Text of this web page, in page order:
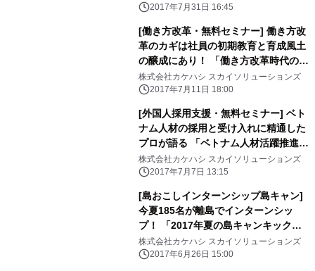
2017年7月31日 16:45
[働き方改革・無料セミナー] 働き方改
革のカギは社員の初期教育と育成風土
の醸成にあり！ 「働き方改革時代の社
員の育成ポイント」セミナーを 7/20に
東京にて開催。
株式会社カケハシ スカイソリューションズ
2017年7月11日 18:00
[外国人採用支援・無料セミナー] ベト
ナム人材の採用と受け入れに精通した
プロが語る 「ベトナム人材活躍推進セ
ミナー」を7/20に開催いたします。
株式会社カケハシ スカイソリューションズ
2017年7月7日 13:15
[島おこしインターンシップ島キャン]
今夏185名が離島でインターンシッ
プ！ 「2017年夏の島キャンキックオ
フミーティング」を 7/1（土）に開催
いたします。
株式会社カケハシ スカイソリューションズ
2017年6月26日 15:00